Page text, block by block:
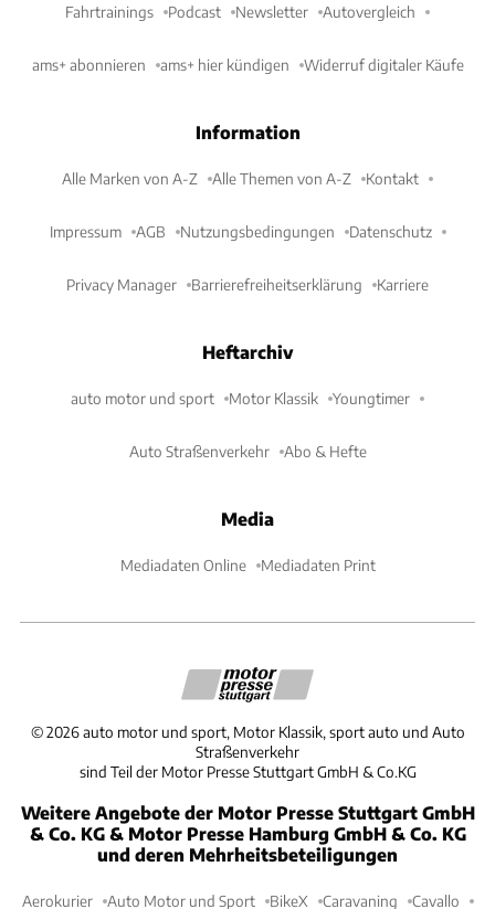
Fahrtrainings Podcast Newsletter Autovergleich
ams+ abonnieren ams+ hier kündigen Widerruf digitaler Käufe
Information
Alle Marken von A-Z Alle Themen von A-Z Kontakt
Impressum AGB Nutzungsbedingungen Datenschutz
Privacy Manager Barrierefreiheitserklärung Karriere
Heftarchiv
auto motor und sport Motor Klassik Youngtimer
Auto Straßenverkehr Abo & Hefte
Media
Mediadaten Online Mediadaten Print
©2026 auto motor und sport, Motor Klassik, sport auto und Auto
Straßenverkehr
sind Teil der Motor Presse Stuttgart GmbH & Co.KG
Weitere Angebote der Motor Presse Stuttgart GmbH
& Co. KG & Motor Presse Hamburg GmbH & Co. KG
und deren Mehrheitsbeteiligungen
Aerokurier Auto Motor und Sport BikeX Caravaning Cavallo